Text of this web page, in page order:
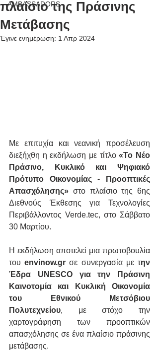
AMBASSADORS
πλαίσιο της Πράσινης
Μετάβασης
Έγινε ενημέρωση: 1 Απρ 2024
Με επιτυχία και νεανική προσέλευση
διεξήχθη η εκδήλωση με τίτλο «Το Νέο
Πράσινο, Κυκλικό και Ψηφιακό
Πρότυπο Οικονομίας - Προοπτικές
Απασχόλησης» στο πλαίσιο της 6ης
Διεθνούς Έκθεσης για Τεχνολογίες
Περιβάλλοντος Verde.tec, στο Σάββατο
30 Μαρτίου.
Η εκδήλωση αποτελεί μια πρωτοβουλία
του envinow.gr σε συνεργασία με την
Έδρα UNESCO για την Πράσινη
Καινοτομία και Κυκλική Οικονομία
του Εθνικού Μετσόβιου
Πολυτεχνείου, με στόχο την
χαρτογράφηση των προοπτικών
απασχόλησης σε ένα πλαίσιο πράσινης
μετάβασης.